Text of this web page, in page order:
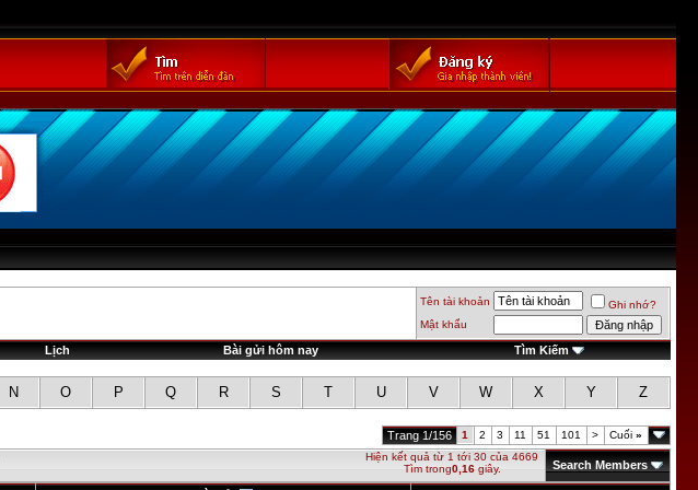
Tên tài khoản
Ghi nhớ?
Mật khẩu
Lịch Bài gửi hôm nay Tìm Kiếm
N O P Q R S T U V W X Y Z
Trang 1/156 1 2 3 11 51 101 > Cuối »
Hiện kết quả từ 1 tới 30 của 4669
Tìm trong0,16giây. Search Members